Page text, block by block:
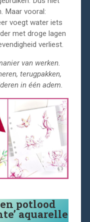
Maar vooral:
voegt water iets
met droge lagen
verliest.
van werken.
terugpakken,
in één adem.
potlood
aquarelle